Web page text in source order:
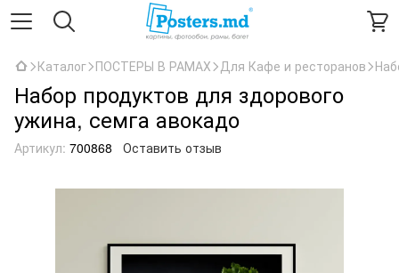
Каталог ПОСТЕРЫ В РАМАХ Для Кафе и ресторанов
Набор продуктов для здорового
ужина, семга авокадо
Артикул: 700868 Оставить отзыв